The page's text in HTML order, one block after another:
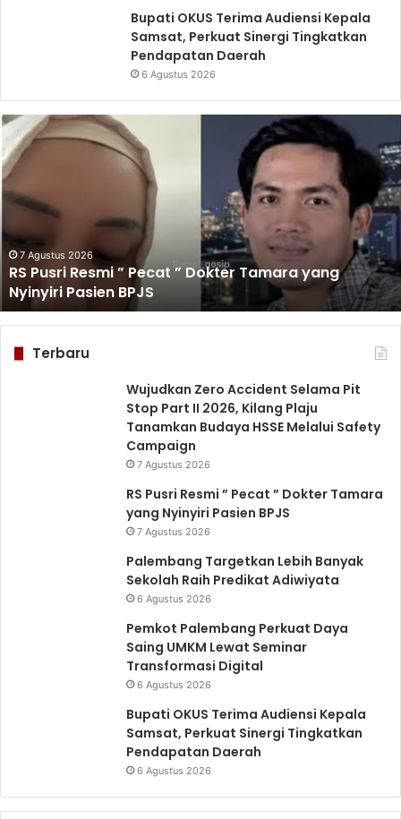
Bupati OKUS Terima Audiensi Kepala
Samsat, Perkuat Sinergi Tingkatkan
Pendapatan Daerah
6 Agustus 2026
RS
Pusri
Resmi
”
Pecat
Dokter
Tamara
yang
Nyinyiri
Pasien
BPJS
7 Agustus 2026
RS Pusri Resmi ” Pecat ” Dokter Tamara yang
Nyinyiri Pasien BPJS
Terbaru
Wujudkan Zero Accident Selama Pit
Stop Part II 2026, Kilang Plaju
Tanamkan Budaya HSSE Melalui Safety
Campaign
7 Agustus 2026
RS Pusri Resmi ” Pecat ” Dokter Tamara
yang Nyinyiri Pasien BPJS
7 Agustus 2026
Palembang Targetkan Lebih Banyak
Sekolah Raih Predikat Adiwiyata
6 Agustus 2026
Pemkot Palembang Perkuat Daya
Saing UMKM Lewat Seminar
Transformasi Digital
6 Agustus 2026
Bupati OKUS Terima Audiensi Kepala
Samsat, Perkuat Sinergi Tingkatkan
Pendapatan Daerah
6 Agustus 2026